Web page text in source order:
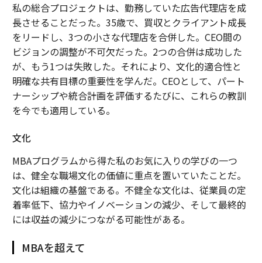
私の総合プロジェクトは、勤務していた広告代理店を成
長させることだった。35歳で、買収とクライアント成長
をリードし、3つの小さな代理店を合併した。CEO間の
ビジョンの調整が不可欠だった。2つの合併は成功した
が、もう1つは失敗した。それにより、文化的適合性と
明確な共有目標の重要性を学んだ。CEOとして、パート
ナーシップや統合計画を評価するたびに、これらの教訓
を今でも適用している。
文化
MBAプログラムから得た私のお気に入りの学びの一つ
は、健全な職場文化の価値に重点を置いていたことだ。
文化は組織の基盤である。不健全な文化は、従業員の定
着率低下、協力やイノベーションの減少、そして最終的
には収益の減少につながる可能性がある。
MBAを超えて